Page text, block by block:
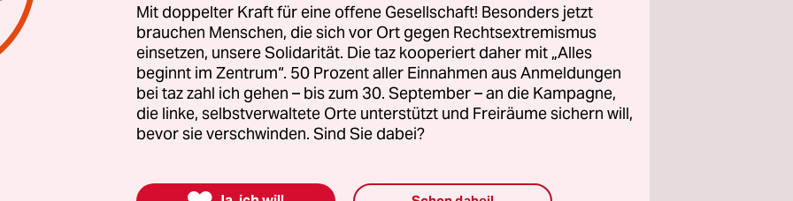
ganze Menge passieren, dass leitende Angestellte des
zusammentun, um einen Protestbrief zu schreiben. Sie sind
damit, wie ihre Organisation geführt wird. Den Brief
der Fachbereiche unterzeichnet, das ist fast die
Führungsebene des WWF Deutschland. Ende
Aufsichts- und Kontrollorgan des WWF Deutschland. In
Mit doppelter Kraft für eine offene Gesellschaft! Besonders jetzt
brauchen Menschen, die sich vor Ort gegen Rechtsextremismus
einsetzen, unsere Solidarität. Die taz kooperiert daher mit „Alles
beginnt im Zentrum“. 50 Prozent aller Einnahmen aus Anmeldungen
bei taz zahl ich gehen – bis zum 30. September – an die Kampagne,
die linke, selbstverwaltete Orte unterstützt und Freiräume sichern will,
bevor sie verschwinden. Sind Sie dabei?